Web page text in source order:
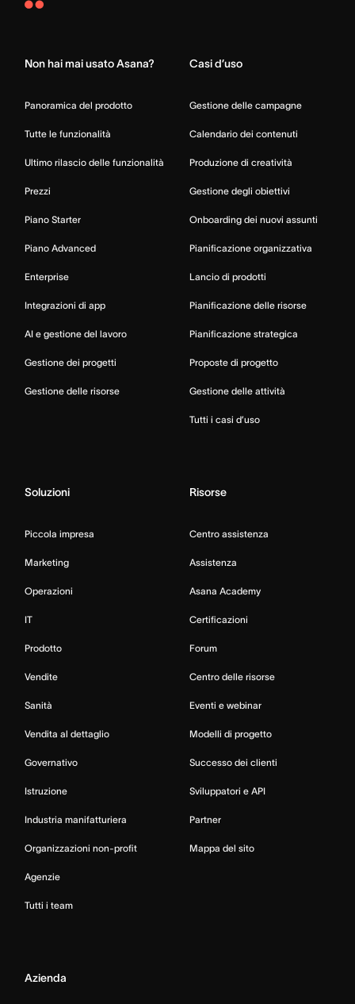
Asana
Non hai mai usato Asana?
Panoramica del prodotto
Tutte le funzionalità
Ultimo rilascio delle funzionalità
Prezzi
Piano Starter
Piano Advanced
Enterprise
Integrazioni di app
AI e gestione del lavoro
Gestione dei progetti
Gestione delle risorse
Casi d’uso
Gestione delle campagne
Calendario dei contenuti
Produzione di creatività
Gestione degli obiettivi
Onboarding dei nuovi assunti
Pianificazione organizzativa
Lancio di prodotti
Pianificazione delle risorse
Pianificazione strategica
Proposte di progetto
Gestione delle attività
Tutti i casi d’uso
Soluzioni
Piccola impresa
Marketing
Operazioni
IT
Prodotto
Vendite
Sanità
Vendita al dettaglio
Governativo
Istruzione
Industria manifatturiera
Organizzazioni non-profit
Agenzie
Tutti i team
Risorse
Centro assistenza
Assistenza
Asana Academy
Certificazioni
Forum
Centro delle risorse
Eventi e webinar
Modelli di progetto
Successo dei clienti
Sviluppatori e API
Partner
Mappa del sito
Azienda